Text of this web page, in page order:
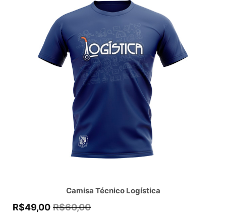
Camisa Técnico Logística
R$60,00
R$49,00